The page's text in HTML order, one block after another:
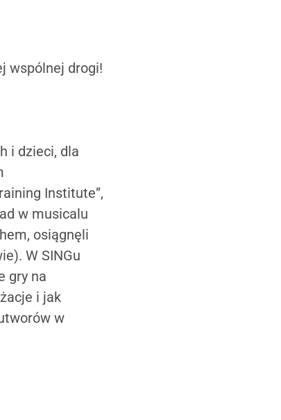
wspólnej drogi!
i dzieci, dla
Institute”,
w musicalu
osiągnęli
W SINGu
gry na
i jak
w